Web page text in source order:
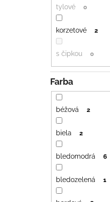
tylové 0
korzetové 2
s čipkou 0
Farba
béžová 2
biela 2
bledomodrá 6
bledozelená 1